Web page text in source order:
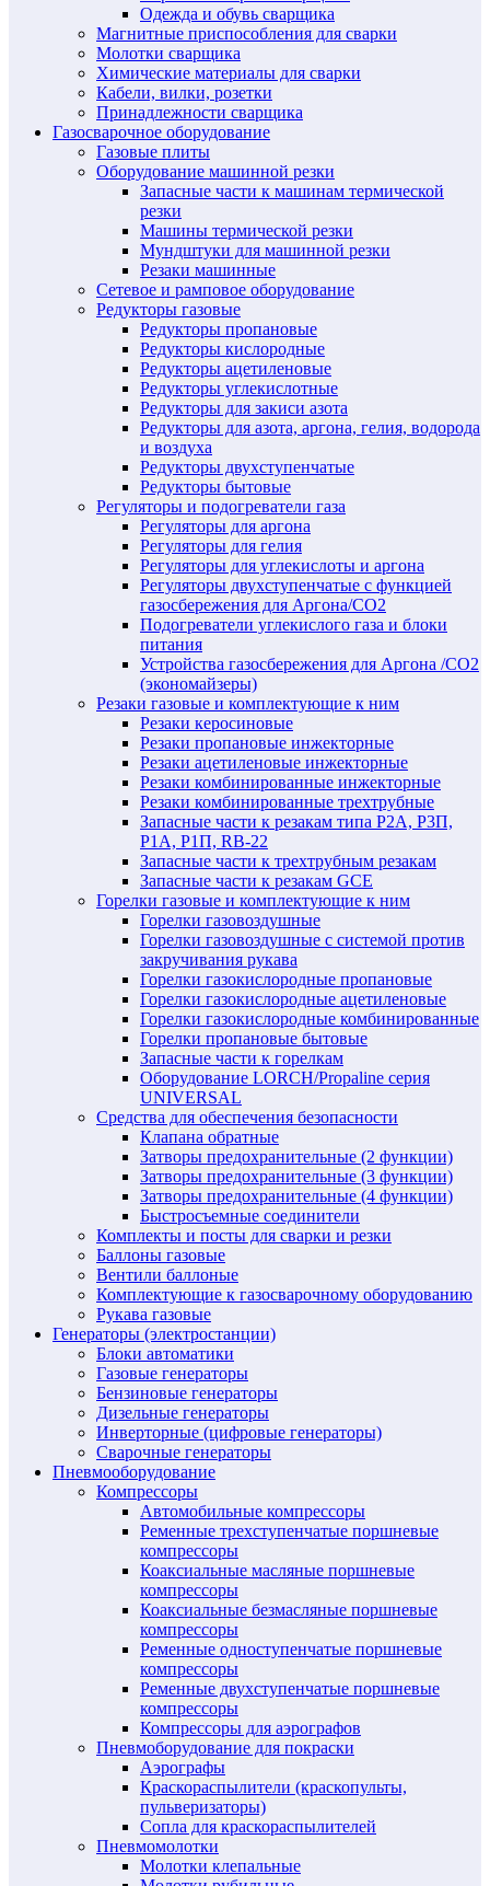
Одежда и обувь сварщика
Магнитные приспособления для сварки
Молотки сварщика
Химические материалы для сварки
Кабели, вилки, розетки
Принадлежности сварщика
Газосварочное оборудование
Газовые плиты
Оборудование машинной резки
Запасные части к машинам термической
резки
Машины термической резки
Мундштуки для машинной резки
Резаки машинные
Сетевое и рамповое оборудование
Редукторы газовые
Редукторы пропановые
Редукторы кислородные
Редукторы ацетиленовые
Редукторы углекислотные
Редукторы для закиси азота
Редукторы для азота, аргона, гелия, водорода
и воздуха
Редукторы двухступенчатые
Редукторы бытовые
Регуляторы и подогреватели газа
Регуляторы для аргона
Регуляторы для гелия
Регуляторы для углекислоты и аргона
Регуляторы двухступенчатые c функцией
газосбережения для Аргона/СО2
Подогреватели углекислого газа и блоки
питания
Устройства газосбережения для Аргона /СО2
(экономайзеры)
Резаки газовые и комплектующие к ним
Резаки керосиновые
Резаки пропановые инжекторные
Резаки ацетиленовые инжекторные
Резаки комбинированные инжекторные
Резаки комбинированные трехтрубные
Запасные части к резакам типа Р2А, Р3П,
Р1А, Р1П, RB-22
Запасные части к трехтрубным резакам
Запасные части к резакам GCE
Горелки газовые и комплектующие к ним
Горелки газовоздушные
Горелки газовоздушные с системой против
закручивания рукава
Горелки газокислородные пропановые
Горелки газокислородные ацетиленовые
Горелки газокислородные комбинированные
Горелки пропановые бытовые
Запасные части к горелкам
Оборудование LORCH/Propaline серия
UNIVERSAL
Средства для обеспечения безопасности
Клапана обратные
Затворы предохранительные (2 функции)
Затворы предохранительные (3 функции)
Затворы предохранительные (4 функции)
Быстросъемные соединители
Комплекты и посты для сварки и резки
Баллоны газовые
Вентили баллоные
Комплектующие к газосварочному оборудованию
Рукава газовые
Генераторы (электростанции)
Блоки автоматики
Газовые генераторы
Бензиновые генераторы
Дизельные генераторы
Инверторные (цифровые генераторы)
Сварочные генераторы
Пневмооборудование
Компрессоры
Автомобильные компрессоры
Ременные трехступенчатые поршневые
компрессоры
Коаксиальные масляные поршневые
компрессоры
Коаксиальные безмасляные поршневые
компрессоры
Ременные одноступенчатые поршневые
компрессоры
Ременные двухступенчатые поршневые
компрессоры
Компрессоры для аэрографов
Пневмоборудование для покраски
Аэрографы
Краскораспылители (краскопульты,
пульверизаторы)
Сопла для краскораспылителей
Пневмомолотки
Молотки клепальные